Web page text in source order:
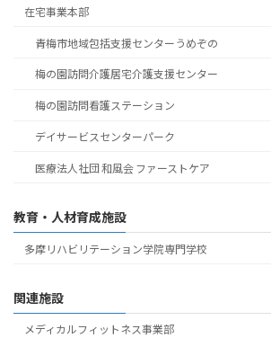
在宅事業本部
青梅市地域包括支援センターうめぞの
梅の園訪問介護居宅介護支援センター
梅の園訪問看護ステーション
デイサービスセンターパーク
医療法人社団 和風会 ファーストケア
教育・人材育成施設
多摩リハビリテーション学院専門学校
関連施設
メディカルフィットネス事業部